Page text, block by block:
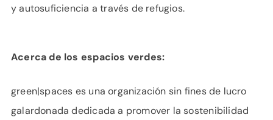
y autosuficiencia a través de refugios.
Acerca de los espacios verdes:
green|spaces es una organización sin fines de lucro
galardonada dedicada a promover la sostenibilidad